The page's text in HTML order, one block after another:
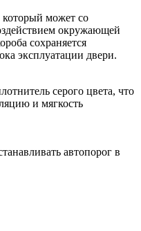
который может со
окружающей
сохраняется
эксплуатации двери.
серого цвета, что
и мягкость
автопорог в